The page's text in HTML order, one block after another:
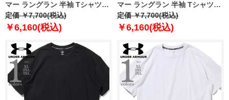
マー ラングラン 半袖 Tシャツ
TIGER TECH 2.0 USA直輸入
1377843-001
定価 ￥7,700(税込)
￥6,160(税込)
マー ラングラン 半袖 Tシャツ
TIGER TECH 2.0 USA直輸入
1377843-410
定価 ￥7,700(税込)
￥6,160(税込)